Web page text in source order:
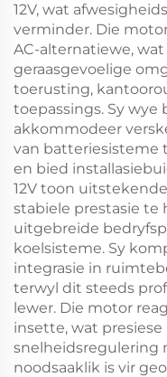
12V, wat
verminder. Die
AC-alternatiewe,
geraasgevoelige
toerusting,
toepassings. Sy wye
akkommodeer
van batteriesisteme
en bied
12V toon
stabiele prestasie te
uitgebreide
koelsisteme. Sy
integrasie in
terwyl dit steeds
lewer. Die motor
insette, wat
snelheidsregulering
noodsaaklik is vir